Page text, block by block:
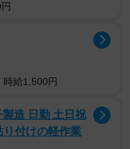
り／まりこさん
時給1,500円
造 日勤 土日祝
り付けの軽作業